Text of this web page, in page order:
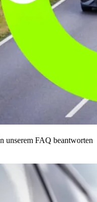
unserem FAQ beantworten